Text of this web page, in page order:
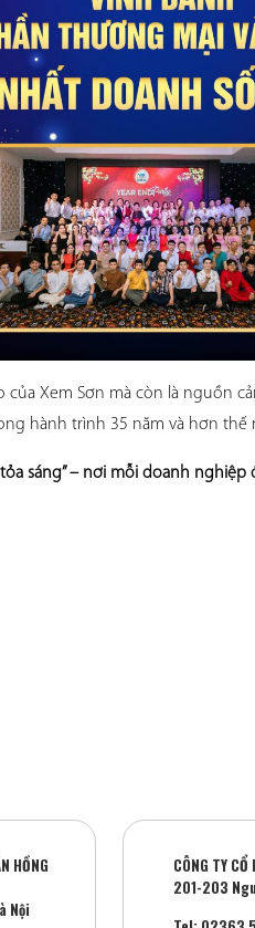
Xem Sơn mà còn là nguồn
hành trình 35 năm và hơn thế
tỏa sáng” – nơi mỗi doanh
HỒNG
Nội
CÔNG TY
201-203